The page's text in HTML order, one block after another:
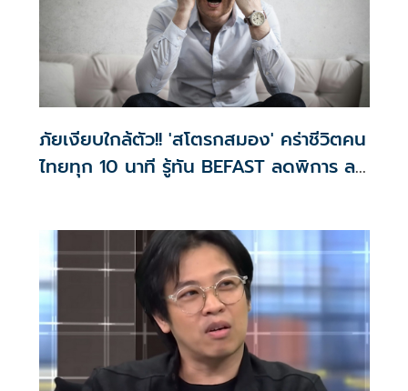
ภัยเงียบใกล้ตัว!! 'สโตรกสมอง' คร่าชีวิตคน
ไทยทุก 10 นาที รู้ทัน BEFAST ลดพิการ ลด